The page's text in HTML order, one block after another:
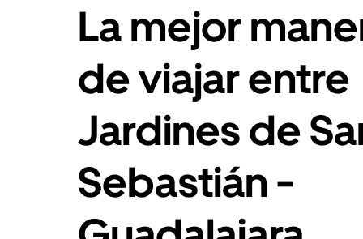
La mejor
de viajar entre
Jardines de
Sebastián -